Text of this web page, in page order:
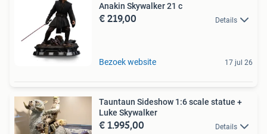
Anakin Skywalker 21 c
€ 219,00 Details
Bezoek website 17 jul 26
Tauntaun Sideshow 1:6 scale statue +
Luke Skywalker
€ 1.995,00 Details